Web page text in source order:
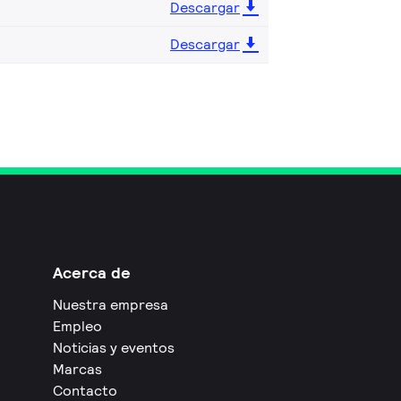
Descargar
Descargar
Acerca de
Nuestra empresa
Empleo
Noticias y eventos
Marcas
Contacto